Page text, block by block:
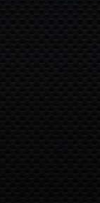
Octan
חלקי